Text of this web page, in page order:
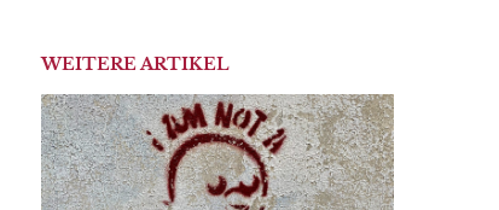
WEITERE ARTIKEL